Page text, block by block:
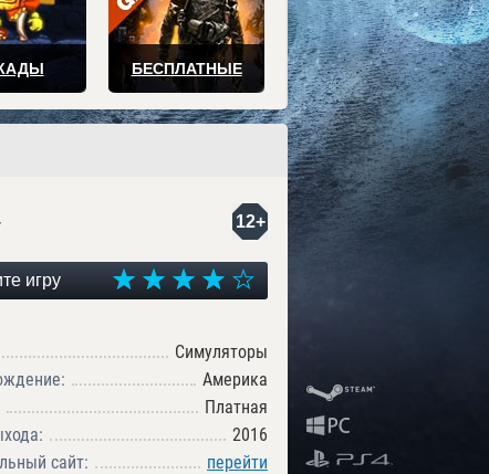
БЕСПЛАТНЫЕ
12+
игру
Симуляторы
Америка
Платная
2016
сайт:
перейти